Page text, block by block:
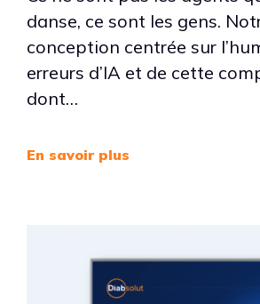
danse, ce sont les gens.
conception centrée sur
erreurs d’IA et de cette
dont…
En savoir plus